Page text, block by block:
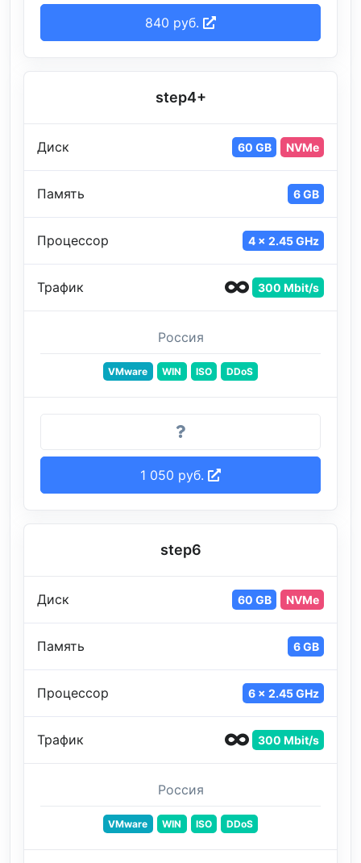
840 руб.
step4+
Диск 60 GB NVMe
Память 6 GB
Процессор 4 x 2.45 GHz
Трафик 300 Mbit/s
Россия
VMware WIN ISO DDoS
1 050 руб.
step6
Диск 60 GB NVMe
Память 6 GB
Процессор 6 x 2.45 GHz
Трафик 300 Mbit/s
Россия
VMware WIN ISO DDoS